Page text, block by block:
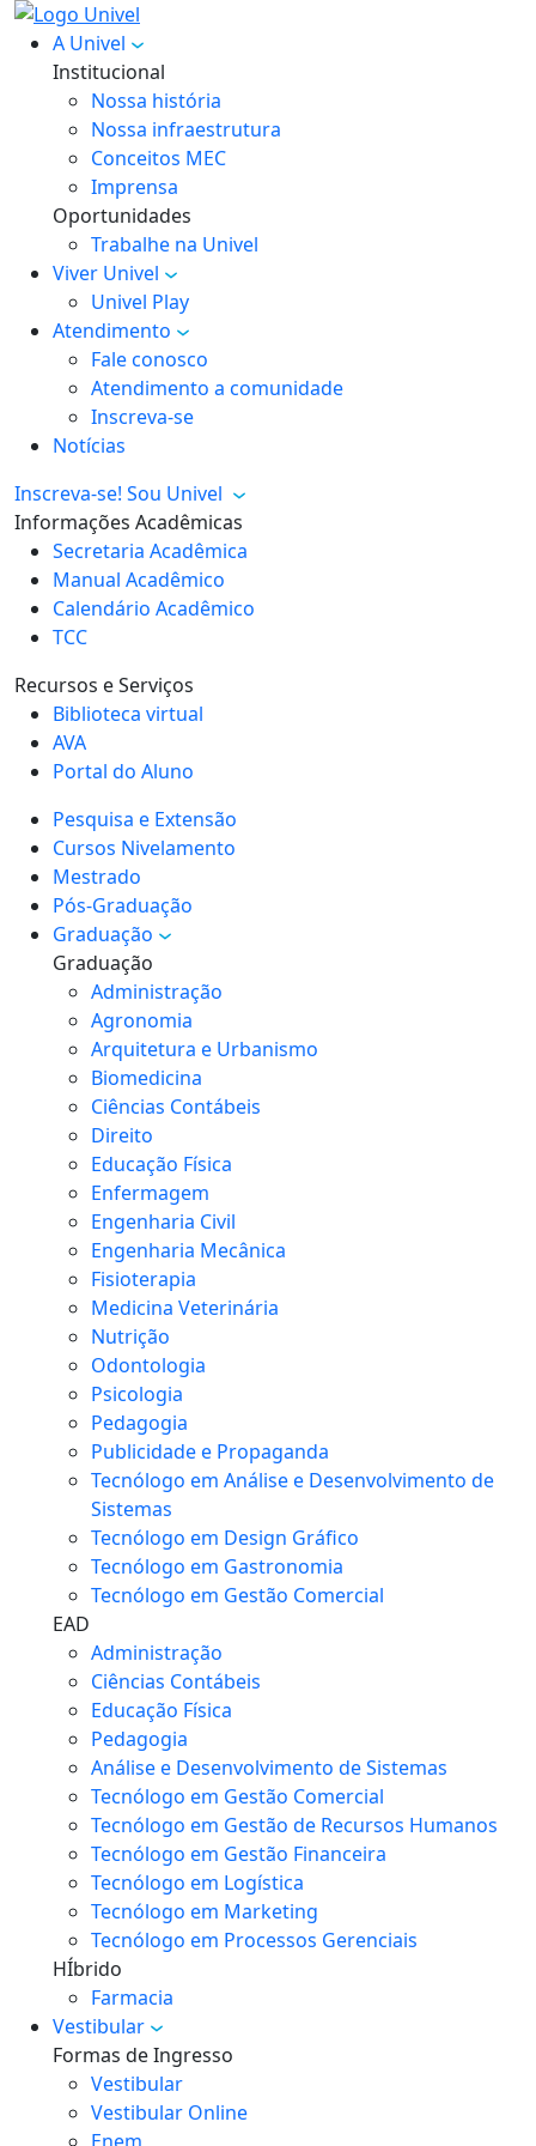
A Univel
Institucional
Nossa história
Nossa infraestrutura
Conceitos MEC
Imprensa
Oportunidades
Trabalhe na Univel
Viver Univel
Univel Play
Atendimento
Fale conosco
Atendimento a comunidade
Inscreva-se
Notícias
Inscreva-se! Sou Univel
Informações Acadêmicas
Secretaria Acadêmica
Manual Acadêmico
Calendário Acadêmico
TCC
Recursos e Serviços
Biblioteca virtual
AVA
Portal do Aluno
Pesquisa e Extensão
Cursos Nivelamento
Mestrado
Pós-Graduação
Graduação
Graduação
Administração
Agronomia
Arquitetura e Urbanismo
Biomedicina
Ciências Contábeis
Direito
Educação Física
Enfermagem
Engenharia Civil
Engenharia Mecânica
Fisioterapia
Medicina Veterinária
Nutrição
Odontologia
Psicologia
Pedagogia
Publicidade e Propaganda
Tecnólogo em Análise e Desenvolvimento de
Sistemas
Tecnólogo em Design Gráfico
Tecnólogo em Gastronomia
Tecnólogo em Gestão Comercial
EAD
Administração
Ciências Contábeis
Educação Física
Pedagogia
Análise e Desenvolvimento de Sistemas
Tecnólogo em Gestão Comercial
Tecnólogo em Gestão de Recursos Humanos
Tecnólogo em Gestão Financeira
Tecnólogo em Logística
Tecnólogo em Marketing
Tecnólogo em Processos Gerenciais
HÍbrido
Farmacia
Vestibular
Formas de Ingresso
Vestibular
Vestibular Online